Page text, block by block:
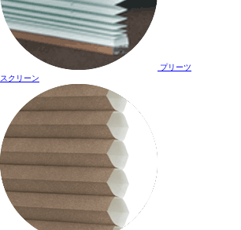
プリーツ
スクリーン